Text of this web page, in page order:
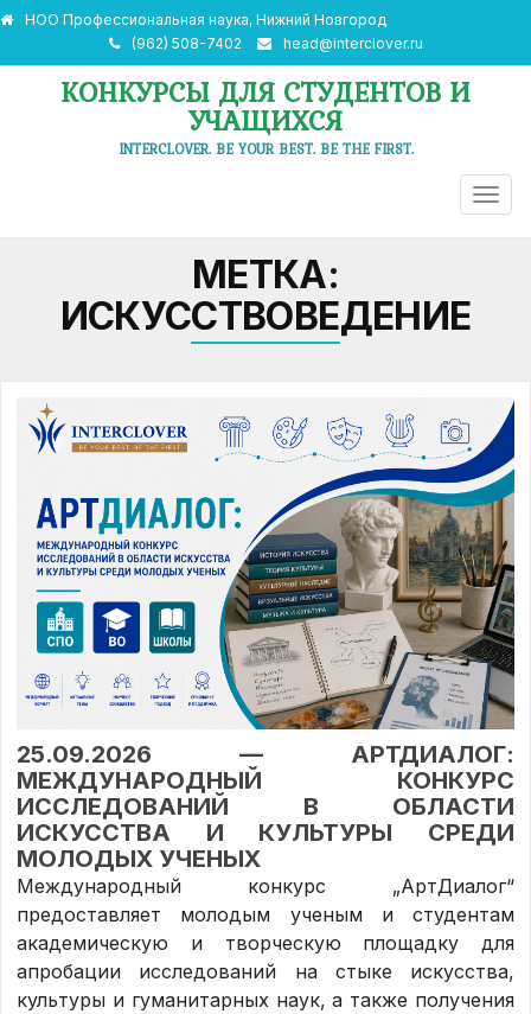
НОО Профессиональная наука, Нижний Новгород
(962) 508-7402
head@interclover.ru
КОНКУРСЫ ДЛЯ СТУДЕНТОВ И
УЧАЩИХСЯ
INTERCLOVER. BE YOUR BEST. BE THE FIRST.
МЕТКА:
ИСКУССТВОВЕДЕНИЕ
25.09.2026 — АРТДИАЛОГ:
МЕЖДУНАРОДНЫЙ КОНКУРС
ИССЛЕДОВАНИЙ В ОБЛАСТИ
ИСКУССТВА И КУЛЬТУРЫ СРЕДИ
МОЛОДЫХ УЧЕНЫХ
Международный конкурс „АртДиалог“
предоставляет молодым ученым и студентам
академическую и творческую площадку для
апробации исследований на стыке искусства,
культуры и гуманитарных наук, а также получения